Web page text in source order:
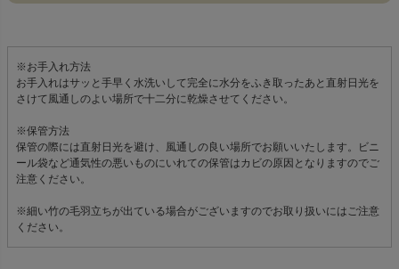
※お手入れ方法
お手入れはサッと手早く水洗いして完全に水分をふき取ったあと直射日光を
さけて風通しのよい場所で十二分に乾燥させてください。
※保管方法
保管の際には直射日光を避け、風通しの良い場所でお願いいたします。ビニ
ール袋など通気性の悪いものにいれての保管はカビの原因となりますのでご
注意ください。
※細い竹の毛羽立ちが出ている場合がございますのでお取り扱いにはご注意
ください。